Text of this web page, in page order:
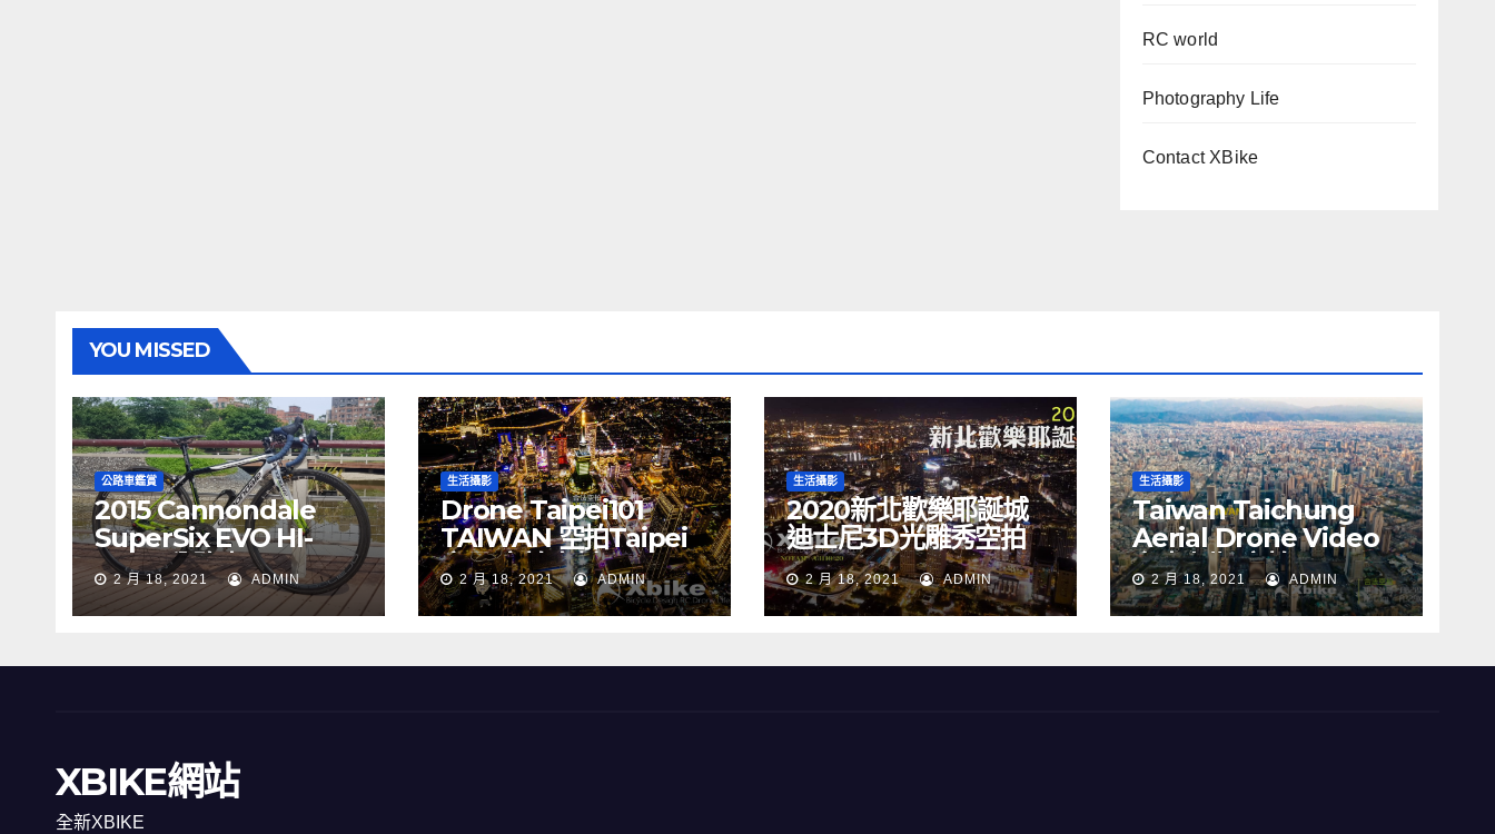
RC world
Photography Life
Contact XBike
YOU MISSED
公路車鑑賞
2015 Cannondale
SuperSix EVO HI-
MOD 公路車
2 月 18, 2021 ADMIN
生活攝影
Drone Taipei101
TAIWAN 空拍Taipei
夜景 空拍素材
2 月 18, 2021 ADMIN
生活攝影
2020新北歡樂耶誕城
迪士尼3D光雕秀空拍
NEW TAIPEI CITY
TAIWAN drone
Merry Christmas
TAIWAN
2 月 18, 2021 ADMIN
生活攝影
Taiwan Taichung
Aerial Drone Video
台中七期 空拍
2 月 18, 2021 ADMIN
XBIKE網站
全新XBIKE